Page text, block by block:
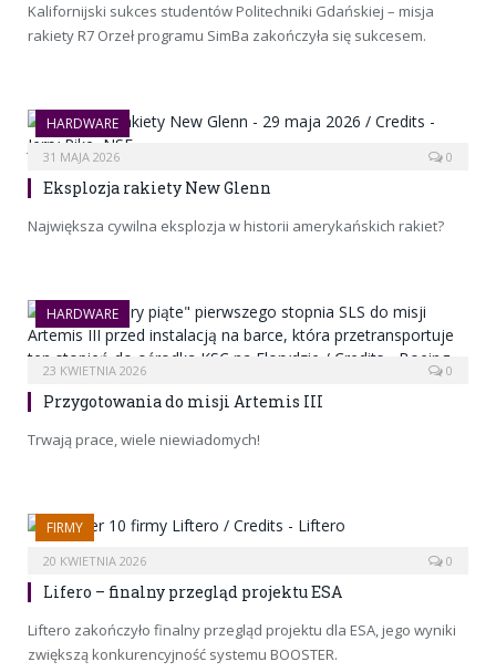
Kalifornijski sukces studentów Politechniki Gdańskiej – misja
rakiety R7 Orzeł programu SimBa zakończyła się sukcesem.
HARDWARE
31 MAJA 2026 0
Eksplozja rakiety New Glenn
Największa cywilna eksplozja w historii amerykańskich rakiet?
HARDWARE
23 KWIETNIA 2026 0
Przygotowania do misji Artemis III
Trwają prace, wiele niewiadomych!
FIRMY
20 KWIETNIA 2026 0
Lifero – finalny przegląd projektu ESA
Liftero zakończyło finalny przegląd projektu dla ESA, jego wyniki
zwiększą konkurencyjność systemu BOOSTER.